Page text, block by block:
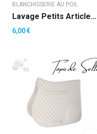
BLANCHISSERIE AU POIL
Lavage Petits Articles ++
6,00 €